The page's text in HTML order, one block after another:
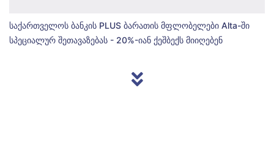
საქართველოს ბანკის PLUS ბარათის მფლობელები Alta-ში
სპეციალურ შეთავაზებას - 20%-იან ქეშბექს მიიღებენ